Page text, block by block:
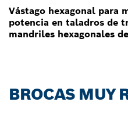
Vástago hexagonal para
potencia en taladros de
mandriles hexagonales
BROCAS MUY